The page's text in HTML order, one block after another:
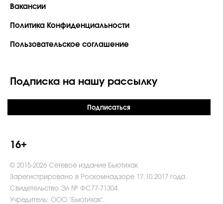
Вакансии
Политика Конфиденциальности
Пользовательское соглашение
Подписка на нашу рассылку
Подписаться
16+
© 2015-2026 Сетевое издание Бьютихак
Зарегистрировано в Роскомнадзоре 17.10.2017 года.
Свидетельство Эл № ФС77-71304.
Учредитель: ООО "Бьютихак".